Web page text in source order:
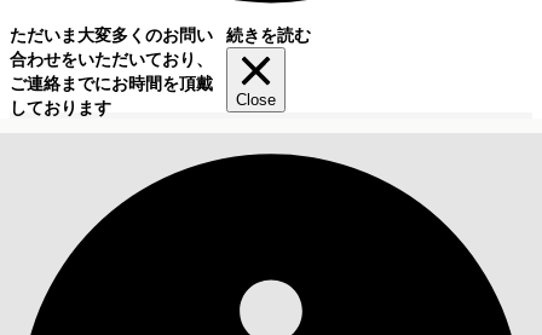
ただいま大変多くのお問い
合わせをいただいており、
ご連絡までにお時間を頂戴
しております
続きを読む
Close